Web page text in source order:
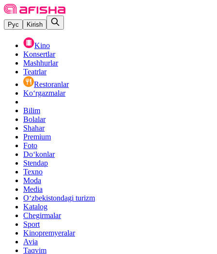
Рус Kirish
Kino
Konsertlar
Mashhurlar
Teatrlar
Restoranlar
Ko‘rgazmalar
Bilim
Bolalar
Shahar
Premium
Foto
Do‘konlar
Stendap
Texno
Moda
Media
O‘zbekistondagi turizm
Katalog
Chegirmalar
Sport
Kinopremyeralar
Avia
Taqvim